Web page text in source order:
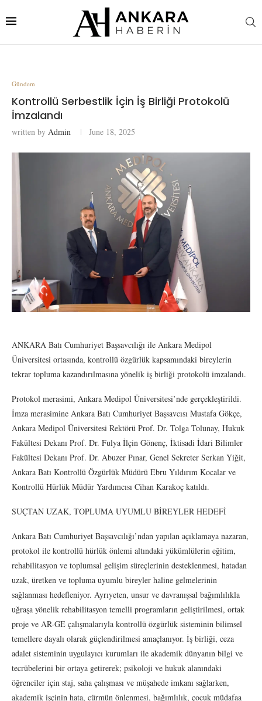
Gündem
Kontrollü Serbestlik İçin İş Birliği Protokolü
İmzalandı
written by Admin June 18, 2025
ANKARA Batı Cumhuriyet Başsavcılığı ile Ankara Medipol
Üniversitesi ortasında, kontrollü özgürlük kapsamındaki bireylerin
tekrar topluma kazandırılmasına yönelik iş birliği protokolü imzalandı.
Protokol merasimi, Ankara Medipol Üniversitesi’nde gerçekleştirildi.
İmza merasimine Ankara Batı Cumhuriyet Başsavcısı Mustafa Gökçe,
Ankara Medipol Üniversitesi Rektörü Prof. Dr. Tolga Tolunay, Hukuk
Fakültesi Dekanı Prof. Dr. Fulya İlçin Gönenç, İktisadi İdari Bilimler
Fakültesi Dekanı Prof. Dr. Abuzer Pınar, Genel Sekreter Serkan Yiğit,
Ankara Batı Kontrollü Özgürlük Müdürü Ebru Yıldırım Kocalar ve
Kontrollü Hürlük Müdür Yardımcısı Cihan Karakoç katıldı.
SUÇTAN UZAK, TOPLUMA UYUMLU BİREYLER HEDEFİ
Ankara Batı Cumhuriyet Başsavcılığı’ndan yapılan açıklamaya nazaran,
protokol ile kontrollü hürlük önlemi altındaki yükümlülerin eğitim,
rehabilitasyon ve toplumsal gelişim süreçlerinin desteklenmesi, hatadan
uzak, üretken ve topluma uyumlu bireyler haline gelmelerinin
sağlanması hedefleniyor. Ayrıyeten, unsur ve davranışsal bağımlılıkla
uğraşa yönelik rehabilitasyon temelli programların geliştirilmesi, ortak
proje ve AR-GE çalışmalarıyla kontrollü özgürlük sisteminin bilimsel
temellere dayalı olarak güçlendirilmesi amaçlanıyor. İş birliği, ceza
adalet sisteminin uygulayıcı kurumları ile akademik dünyanın bilgi ve
tecrübelerini bir ortaya getirerek; psikoloji ve hukuk alanındaki
öğrenciler için staj, saha çalışması ve müşahede imkanı sağlarken,
akademik işçinin hata, cürmün önlenmesi, bağımlılık, çocuk müdafaa